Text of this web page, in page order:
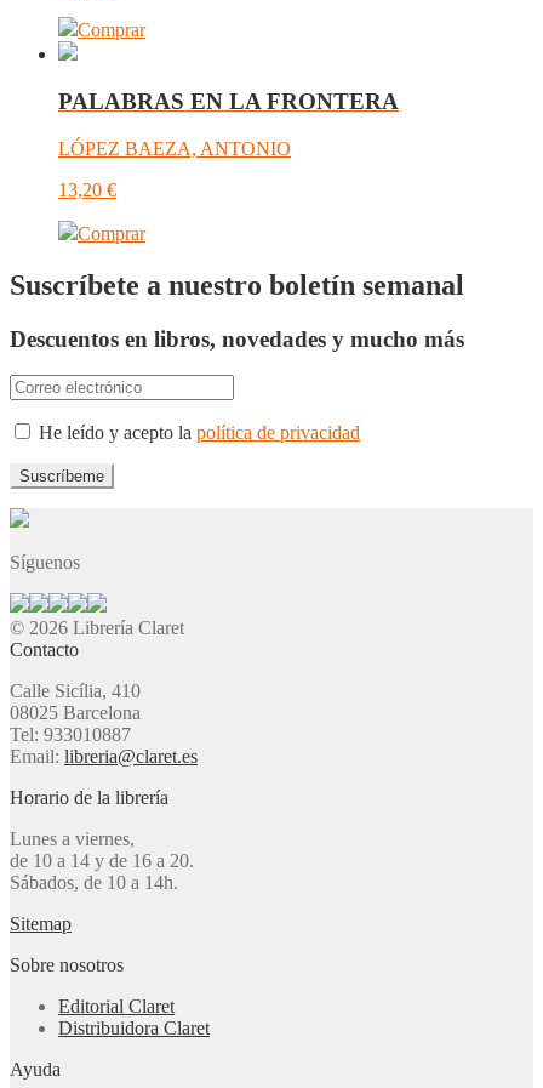
Comprar
PALABRAS EN LA FRONTERA
LÓPEZ BAEZA, ANTONIO
13,20 €
Comprar
Suscríbete a nuestro boletín semanal
Descuentos en libros, novedades y mucho más
He leído y acepto la política de privacidad
Síguenos
© 2026 Librería Claret
Contacto
Calle Sicília, 410
08025 Barcelona
Tel: 933010887
Email: libreria@claret.es
Horario de la librería
Lunes a viernes,
de 10 a 14 y de 16 a 20.
Sábados, de 10 a 14h.
Sitemap
Sobre nosotros
Editorial Claret
Distribuidora Claret
Ayuda